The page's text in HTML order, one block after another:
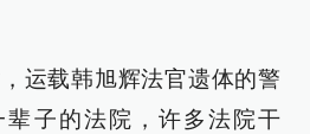
运载韩旭辉法官遗体的警
子的法院，许多法院干